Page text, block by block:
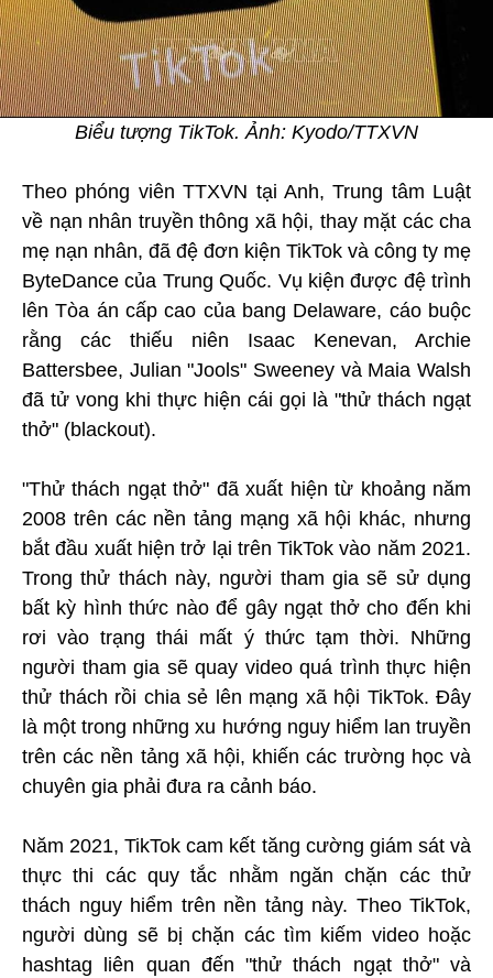
Biểu tượng TikTok. Ảnh: Kyodo/TTXVN
Theo phóng viên TTXVN tại Anh, Trung tâm Luật
về nạn nhân truyền thông xã hội, thay mặt các cha
mẹ nạn nhân, đã đệ đơn kiện TikTok và công ty mẹ
ByteDance của Trung Quốc. Vụ kiện được đệ trình
lên Tòa án cấp cao của bang Delaware, cáo buộc
rằng các thiếu niên Isaac Kenevan, Archie
Battersbee, Julian "Jools" Sweeney và Maia Walsh
đã tử vong khi thực hiện cái gọi là "thử thách ngạt
thở" (blackout).
"Thử thách ngạt thở" đã xuất hiện từ khoảng năm
2008 trên các nền tảng mạng xã hội khác, nhưng
bắt đầu xuất hiện trở lại trên TikTok vào năm 2021.
Trong thử thách này, người tham gia sẽ sử dụng
bất kỳ hình thức nào để gây ngạt thở cho đến khi
rơi vào trạng thái mất ý thức tạm thời. Những
người tham gia sẽ quay video quá trình thực hiện
thử thách rồi chia sẻ lên mạng xã hội TikTok. Đây
là một trong những xu hướng nguy hiểm lan truyền
trên các nền tảng xã hội, khiến các trường học và
chuyên gia phải đưa ra cảnh báo.
Năm 2021, TikTok cam kết tăng cường giám sát và
thực thi các quy tắc nhằm ngăn chặn các thử
thách nguy hiểm trên nền tảng này. Theo TikTok,
người dùng sẽ bị chặn các tìm kiếm video hoặc
hashtag liên quan đến "thử thách ngạt thở" và